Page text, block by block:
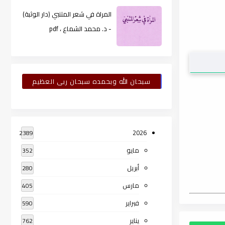
المراة في شعر المتنبي (دار الوثبة)
- د. محمد الشماع ، pdf
سبحان الله وبحمده سبحان ربى العظيم
2026
2389
مايو 352
أبريل 280
مارس 405
فبراير 590
يناير 762